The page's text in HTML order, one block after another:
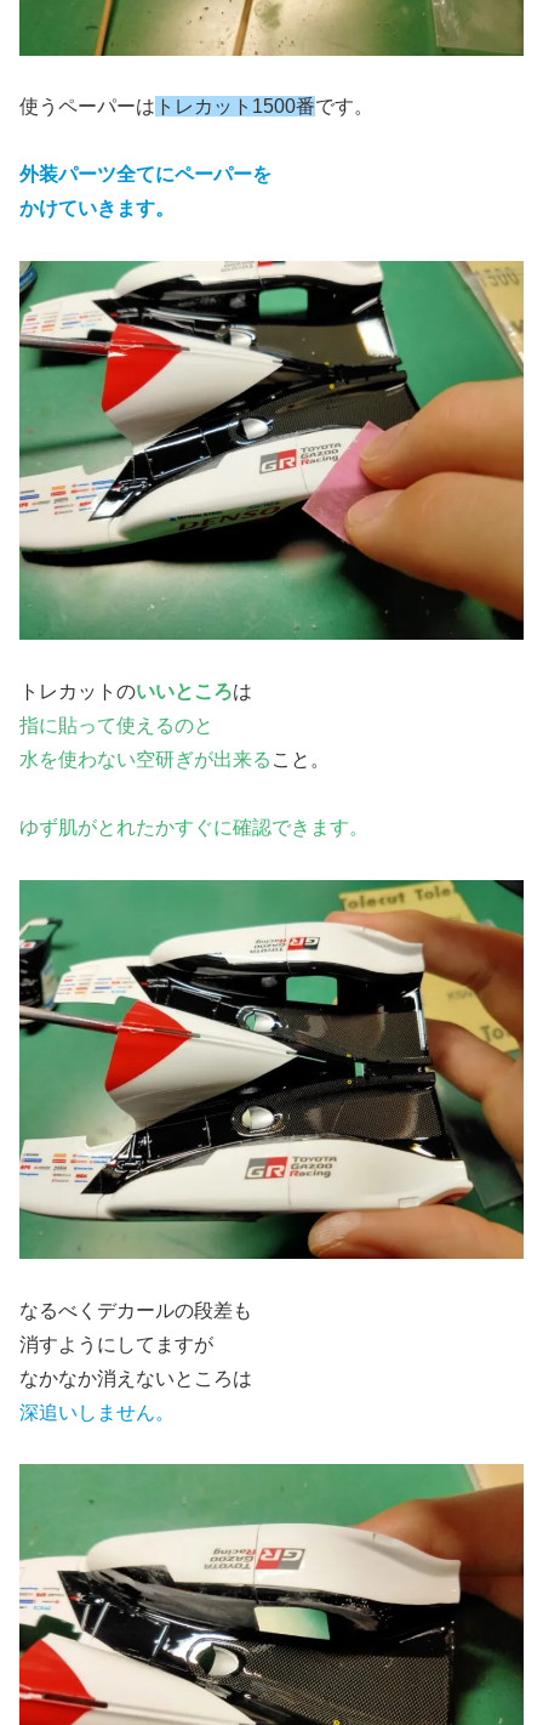
使うペーパーは トレカット1500番です。
外装パーツ全てにペーパーを
かけていきます。
トレカットのいいところは
指に貼って使えるのと
水を使わない空研ぎが出来る こと。
ゆず肌がとれたかすぐに確認できます。
なるべくデカールの段差も
消すようにしてますが
なかなか消えないところは
深追いしません。